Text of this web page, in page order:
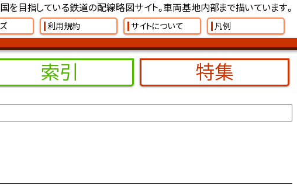
を目指している鉄道の配線略図サイト。車両基地内部まで描いています。
利用規約 サイトについて 凡例
索引 特集